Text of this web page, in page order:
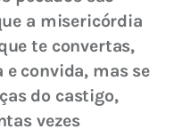
a misericórdia
te convertas,
convida, mas se
do castigo,
vezes